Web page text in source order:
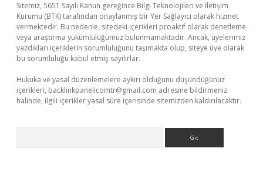
Sitemiz, 5651 Sayılı Kanun gereğince Bilgi Teknolojileri ve İletişim
Kurumu (BTK) tarafından onaylanmış bir Yer Sağlayıcı olarak hizmet
vermektedir. Bu nedenle, sitedeki içerikleri proaktif olarak denetleme
veya araştırma yükümlülüğümüz bulunmamaktadır. Ancak, üyelerimiz
yazdıkları içeriklerin sorumluluğunu taşımakta olup, siteye üye olarak
bu sorumluluğu kabul etmiş sayılırlar.
Hukuka ve yasal düzenlemelere aykırı olduğunu düşündüğünüz
içerikleri, backlinkpanelicomtr@gmail.com adresine bildirmeniz
halinde, ilgili içerikler yasal süre içerisinde sitemizden kaldırılacaktır.